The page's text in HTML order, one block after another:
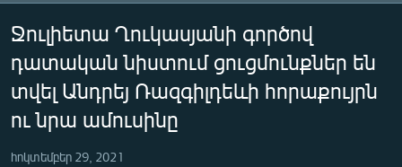
հիմնական
մենյուին
ԸՆՏՐՈՒԹՅՈՒՆՆԵՐ 2026
ԻՐԱՎՈՒՆՔ
ՀԱՍԱՐԱԿՈՒԹՅՈՒՆ
Ջուլիետա Ղուկասյանի գործով
դատական նիստում ցուցմունքներ են
տվել Անդրեյ Ռազգիլդեևի հորաքույրն
ու նրա ամուսինը
հոկտեմբեր 29, 2021